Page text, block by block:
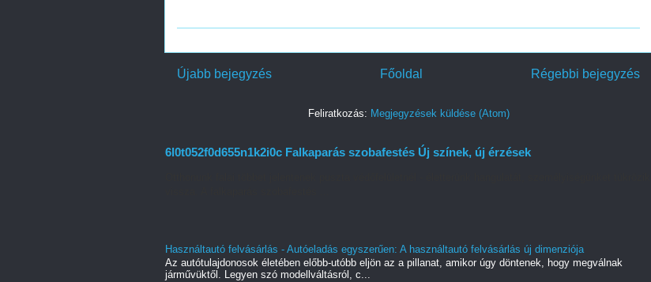
Újabb bejegyzés Régebbi bejegyzés
Főoldal
Feliratkozás: Megjegyzések küldése (Atom)
6l0t052f0d655n1k2i0c Falkaparás szobafestés Új színek, új érzések
Használtautó felvásárlás - Autóeladás egyszerűen: A használtautó felvásárlás új dimenziója
Az autótulajdonosok életében előbb-utóbb eljön az a pillanat, amikor úgy döntenek, hogy megválnak
járművüktől. Legyen szó modellváltásról, c...